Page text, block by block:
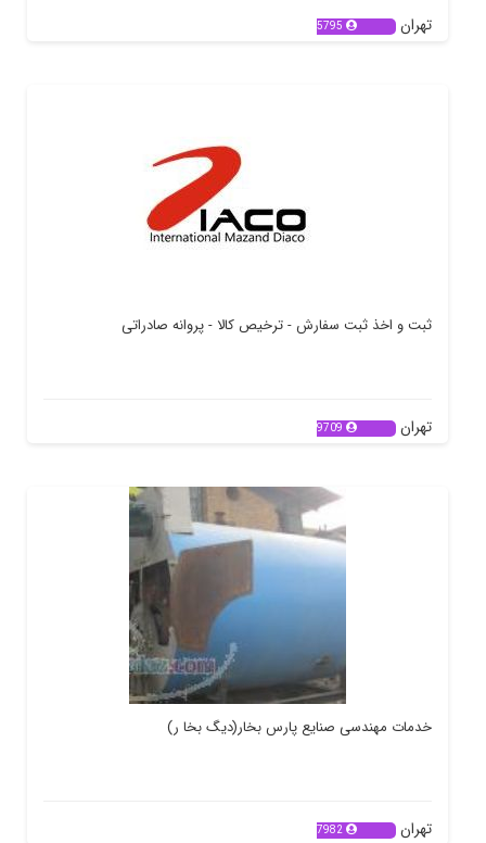
تهران 5795
ثبت و اخذ ثبت سفارش - ترخیص کالا - پروانه صادراتی
تهران 9709
خدمات مهندسی صنایع پارس بخار(دیگ بخا ر)
تهران 7982